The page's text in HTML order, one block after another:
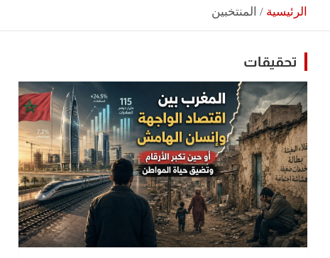
الرئيسية المنتخبين
تحقيقات